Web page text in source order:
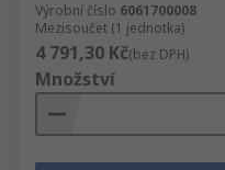
Výrobní číslo 6061700008
Mezisoučet (1 jednotka)
4 791,30 Kč(bez DPH)
Množství